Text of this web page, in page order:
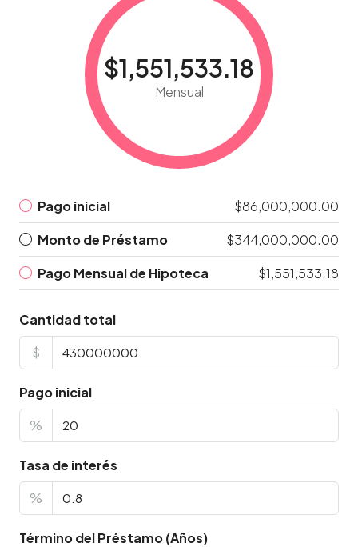
$1,551,533.18
Mensual
Pago inicial
$86,000,000.00
Monto de Préstamo
$344,000,000.00
Pago Mensual de Hipoteca
$1,551,533.18
Cantidad total
$
Pago inicial
%
Tasa de interés
%
Término del Préstamo (Años)